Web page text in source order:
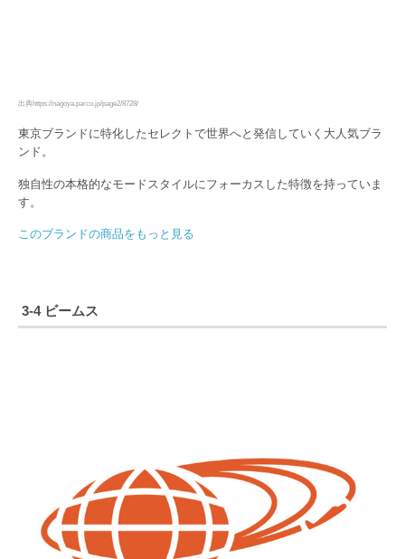
出典https://nagoya.parco.jp/page2/8728/
東京ブランドに特化したセレクトで世界へと発信していく大人気ブラ
ンド。
独自性の本格的なモードスタイルにフォーカスした特徴を持っていま
す。
このブランドの商品をもっと見る
3-4 ビームス